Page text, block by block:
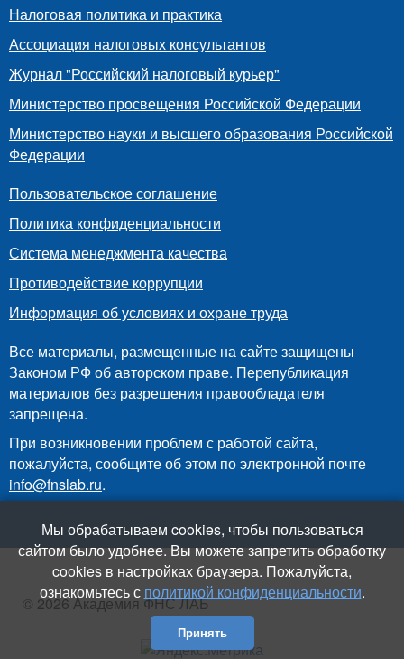
Налоговая политика и практика
Ассоциация налоговых консультантов
Журнал "Российский налоговый курьер"
Министерство просвещения Российской Федерации
Министерство науки и высшего образования Российской
Федерации
Пользовательское соглашение
Политика конфиденциальности
Система менеджмента качества
Противодействие коррупции
Информация об условиях и охране труда
Все материалы, размещенные на сайте защищены
Законом РФ об авторском праве. Перепубликация
материалов без разрешения правообладателя
запрещена.
При возникновении проблем с работой сайта,
пожалуйста, сообщите об этом по электронной почте
info@fnslab.ru.
Мы обрабатываем cookies, чтобы пользоваться
сайтом было удобнее. Вы можете запретить обработку
cookies в настройках браузера. Пожалуйста,
ознакомьтесь с политикой конфиденциальности.
Принять
© 2026 Академия ФНС ЛАБ